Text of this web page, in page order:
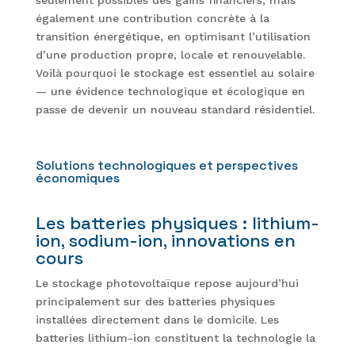
également une contribution concrète à la
transition énergétique, en optimisant l’utilisation
d’une production propre, locale et renouvelable.
Voilà pourquoi le stockage est essentiel au solaire
— une évidence technologique et écologique en
passe de devenir un nouveau standard résidentiel.
Solutions technologiques et perspectives
économiques
Les batteries physiques : lithium-
ion, sodium-ion, innovations en
cours
Le stockage photovoltaïque repose aujourd’hui
principalement sur des batteries physiques
installées directement dans le domicile. Les
batteries lithium-ion constituent la technologie la